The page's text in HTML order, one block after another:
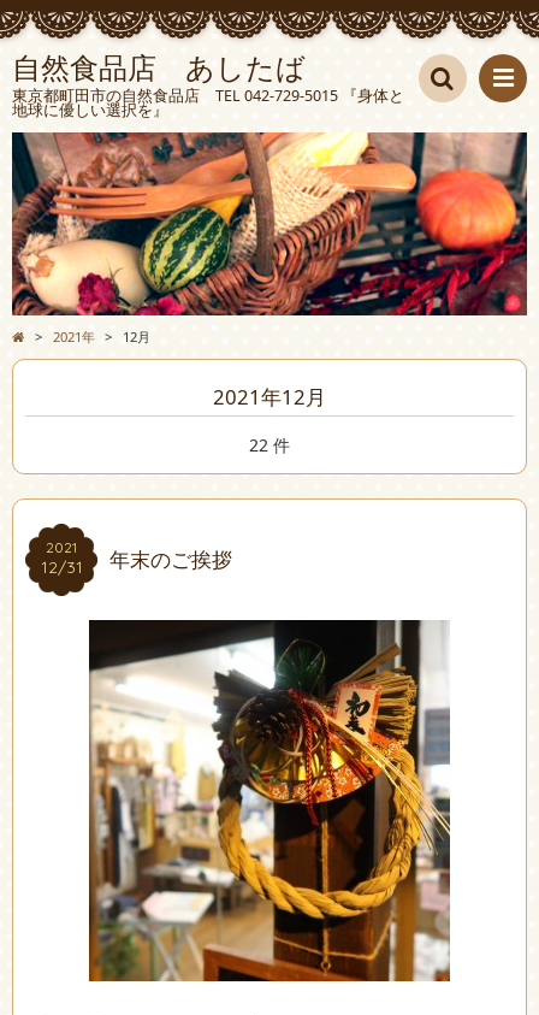
自然食品店 あしたば
東京都町田市の自然食品店 TEL 042-729-5015 『身体と
地球に優しい選択を』 検索
> 2021年 > 12月
2021年12月
22 件
2021
12/31
2021
12/31 年末のご挨拶